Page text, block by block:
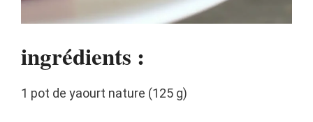
ingrédients :
1 pot de yaourt nature (125 g)